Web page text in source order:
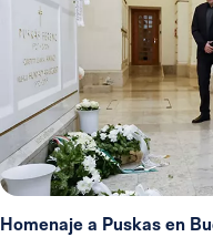
Homenaje a Puskas en